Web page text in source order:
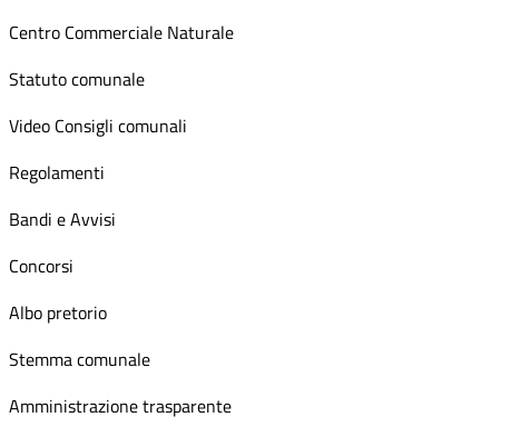
Centro Commerciale Naturale
Statuto comunale
Video Consigli comunali
Regolamenti
Bandi e Avvisi
Concorsi
Albo pretorio
Stemma comunale
Amministrazione trasparente